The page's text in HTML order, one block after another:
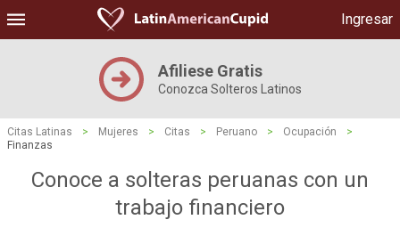
Ingresar
Afiliese Gratis
Conozca Solteros Latinos
Citas Latinas > Mujeres > Citas > Peruano > Ocupación
>
Finanzas
Conoce a solteras peruanas con un
trabajo financiero